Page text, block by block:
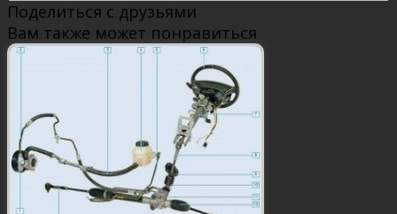
Поделиться с друзьями
Вам также может понравиться